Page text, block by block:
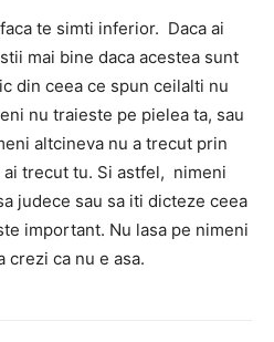
te simti inferior. Daca ai
mai bine daca acestea sunt
din ceea ce spun ceilalti nu
nu traieste pe pielea ta, sau
altcineva nu a trecut prin
trecut tu. Si astfel, nimeni
judece sau sa iti dicteze ceea
important. Nu lasa pe nimeni
crezi ca nu e asa.